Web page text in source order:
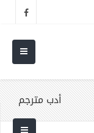
أدب مترجم